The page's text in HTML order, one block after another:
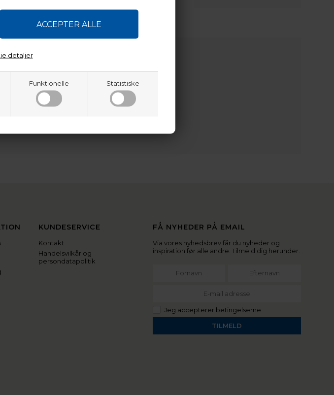
Funktionelle Statistiske
detaljer
KUNDESERVICE
Kontakt
Handelsvilkår og
persondatapolitik
FÅ NYHEDER PÅ EMAIL
Via vores nyhedsbrev får du nyheder og
inspiration før alle andre. Tilmeld dig herunder.
Jeg accepterer betingelserne